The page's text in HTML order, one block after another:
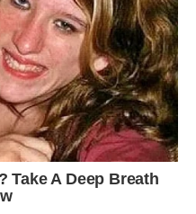
ночами на кухні
разом із тобою теж не
щоб я зрозуміла, що
і на кухню переїхати.
Мирося. – Це мій